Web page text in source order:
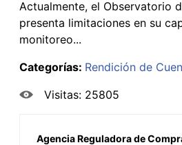
Actualmente, el Observatorio
presenta limitaciones en su
monitoreo...
Categorías: Rendición de
Visitas: 25805
Agencia Reguladora de